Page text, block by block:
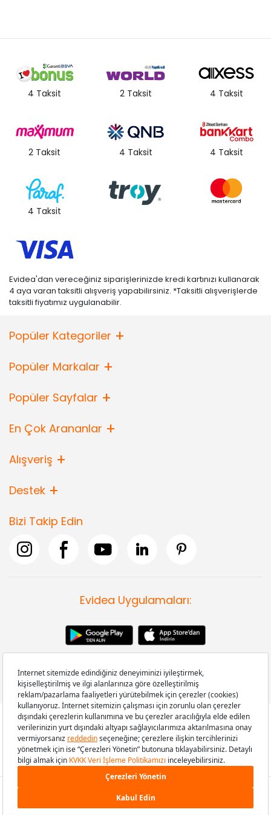
4 Taksit 2 Taksit 4 Taksit
2 Taksit 4 Taksit 4 Taksit
4 Taksit
Evidea'dan vereceğiniz siparişlerinizde kredi kartınızı kullanarak
4 aya varan taksitli alışveriş yapabilirsiniz. *Taksitli alışverişlerde
taksitli fiyatımız uygulanabilir.
Popüler Kategoriler
Popüler Markalar
Popüler Sayfalar
En Çok Arananlar
Alışveriş
Destek
Bizi Takip Edin
Evidea Uygulamaları:
Copyright © 2008-2026 Evidea.com | Tüm hakları saklıdır.